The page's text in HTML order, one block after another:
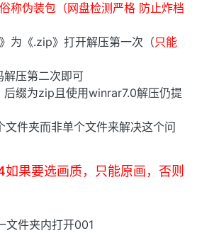
称伪装包（网盘检测严格 防止炸档
为《.zip》打开解压第一次（只能
解压第二次即可
后缀为zip且使用winrar7.0解压仍提
文件夹而非单个文件来解决这个问
果要选画质，只能原画，否则
文件夹内打开001